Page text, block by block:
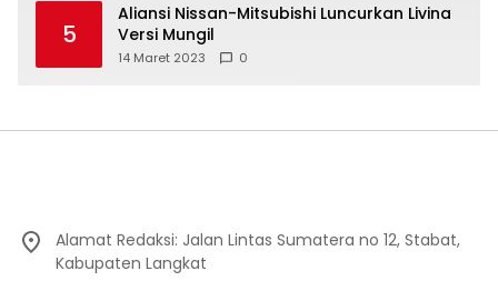
5
Aliansi Nissan-Mitsubishi Luncurkan Livina
Versi Mungil
14 Maret 2023 0
Alamat Redaksi: Jalan Lintas Sumatera no 12, Stabat,
Kabupaten Langkat